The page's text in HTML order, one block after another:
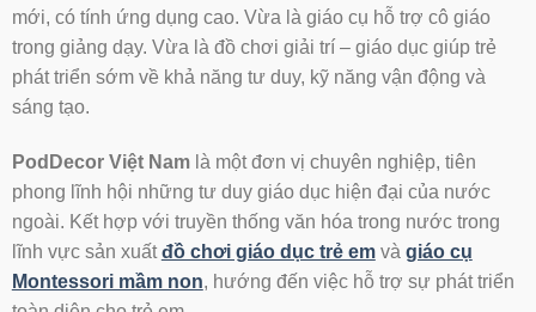
mới, có tính ứng dụng cao. Vừa là giáo cụ hỗ trợ cô giáo
trong giảng dạy. Vừa là đồ chơi giải trí – giáo dục giúp trẻ
phát triển sớm về khả năng tư duy, kỹ năng vận động và
sáng tạo.
PodDecor Việt Namlà một đơn vị chuyên nghiệp, tiên
phong lĩnh hội những tư duy giáo dục hiện đại của nước
ngoài. Kết hợp với truyền thống văn hóa trong nước trong
lĩnh vực sản xuấtđồ chơi giáo dục trẻ emvà giáo cụ
Montessori mầm non, hướng đến việc hỗ trợ sự phát triển